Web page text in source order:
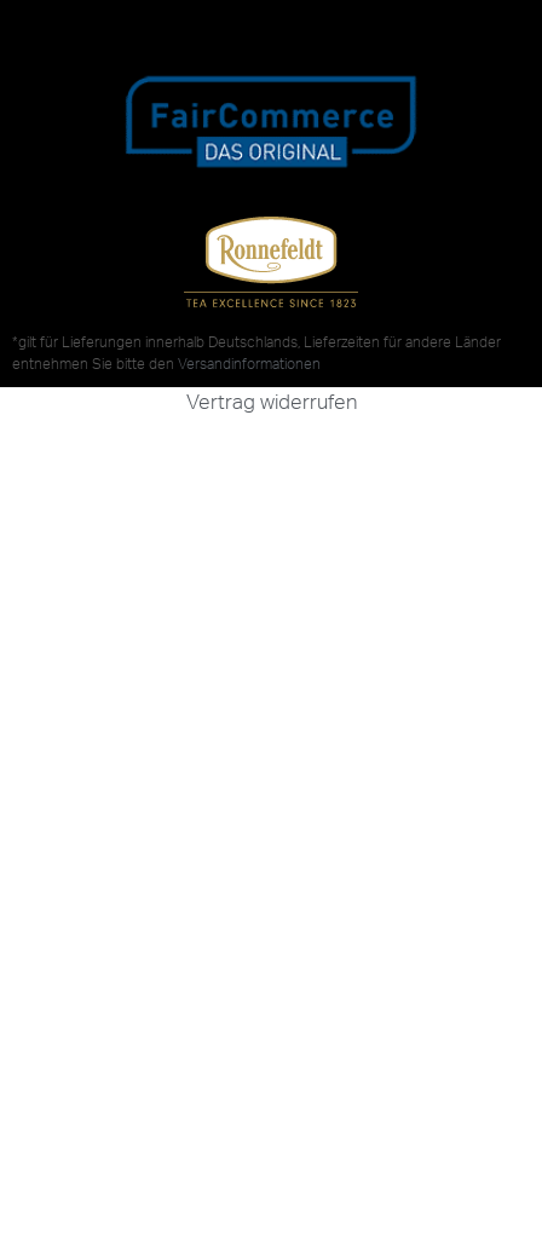
*gilt für Lieferungen innerhalb Deutschlands, Lieferzeiten für andere Länder
entnehmen Sie bitte den Versandinformationen
Vertrag widerrufen